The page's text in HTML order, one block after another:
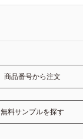
商品番号から注文
無料サンプルを探す